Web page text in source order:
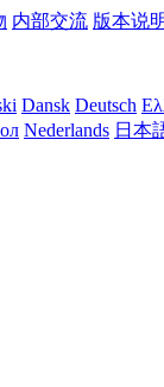
内部交流 版本说
Dansk Deutsch
Nederlands 日本